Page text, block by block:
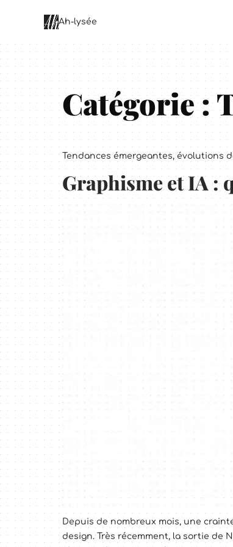
Ah-lysée
Catégorie :
Tendances émergeantes, évolutions
Graphisme et IA :
Depuis de nombreux mois, une
design. Très récemment, la sortie de